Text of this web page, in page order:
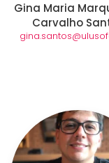
Gina Maria
Carvalho